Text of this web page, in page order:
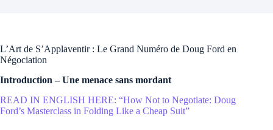
L’Art de S’Applaventir : Le Grand Numéro de Doug Ford en
Négociation
Introduction – Une menace sans mordant
READ IN ENGLISH HERE: “How Not to Negotiate: Doug
Ford’s Masterclass in Folding Like a Cheap Suit”